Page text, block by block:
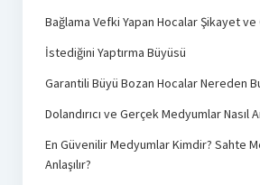
Bağlama Vefki Yapan Hocalar Şikayet
İstediğini Yaptırma Büyüsü
Garantili Büyü Bozan Hocalar Nereden
Dolandırıcı ve Gerçek Medyumlar Nasıl
En Güvenilir Medyumlar Kimdir? Sahte
Anlaşılır?